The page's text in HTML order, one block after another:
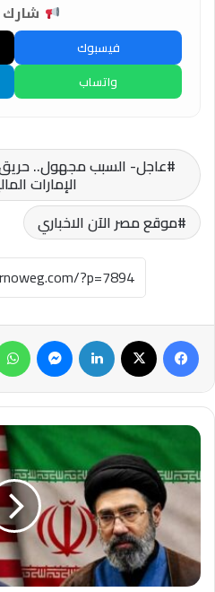
شارك
فيسبوك
واتساب
عاجل- السبب مجهول.. حريق
الإمارات
موقع مصر الآن الاخباري
فيسبوك لينكدإن ماسنجر
عاجل-
الأبيض:
ترامب
وقع
مذكرة
التفاهم
وأُرسلت
صورة